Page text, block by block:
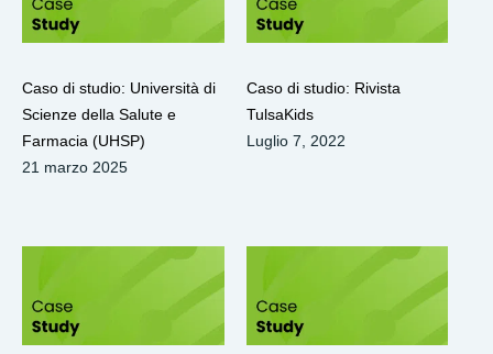
Caso di studio: Università di
Scienze della Salute e
Farmacia (UHSP)
21 marzo 2025
Caso di studio: Rivista
TulsaKids
Luglio 7, 2022